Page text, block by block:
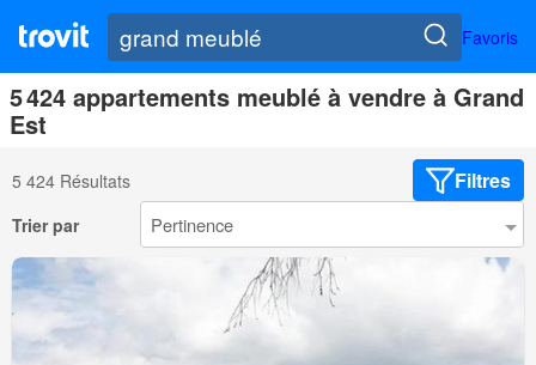
Favoris
5 424 appartements meublé à vendre à Grand
Est
5 424 Résultats Filtres
Trier par